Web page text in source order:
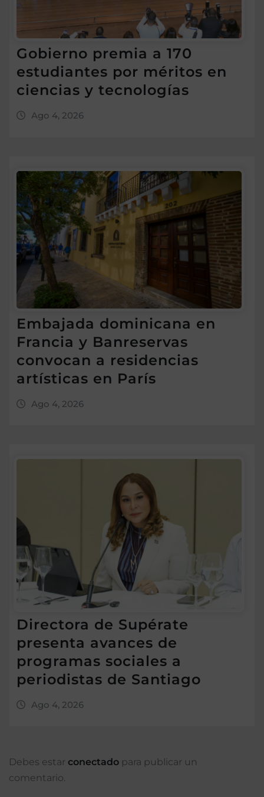
Gobierno premia a 170
estudiantes por méritos en
ciencias y tecnologías
Ago 4, 2026
Embajada dominicana en
Francia y Banreservas
convocan a residencias
artísticas en París
Ago 4, 2026
Directora de Supérate
presenta avances de
programas sociales a
periodistas de Santiago
Ago 4, 2026
Debes estar conectado para publicar un
comentario.